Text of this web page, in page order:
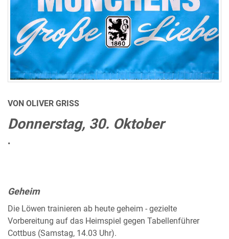
VON OLIVER GRISS
Donnerstag, 30. Oktober
•
Geheim
Die Löwen trainieren ab heute geheim - gezielte
Vorbereitung auf das Heimspiel gegen Tabellenführer
Cottbus (Samstag, 14.03 Uhr).